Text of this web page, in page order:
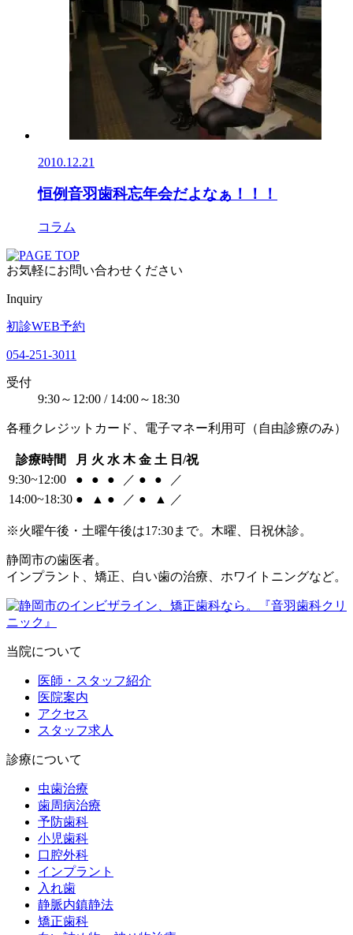
2010.12.21
恒例音羽歯科忘年会だよなぁ！！！
コラム
お気軽にお問い合わせください
Inquiry
初診WEB予約
054-251-3011
受付
9:30～12:00 / 14:00～18:30
各種クレジットカード、電子マネー利用可（自由診療のみ）
診療時間 月 火 水 木 金 土 日/祝
9:30~12:00
● ● ● ／ ● ●
／
14:00~18:30 ● ▲ ● ／ ● ▲ ／
※火曜午後・土曜午後は17:30まで。木曜、日祝休診。
静岡市の歯医者。
インプラント、矯正、白い歯の治療、ホワイトニングなど。
当院について
医師・スタッフ紹介
医院案内
アクセス
スタッフ求人
診療について
虫歯治療
歯周病治療
予防歯科
小児歯科
口腔外科
インプラント
入れ歯
静脈内鎮静法
矯正歯科